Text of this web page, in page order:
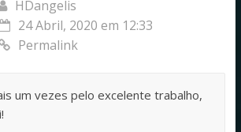
HDangelis
24 Abril, 2020 em 12:33
Permalink
um vezes pelo excelente trabalho,